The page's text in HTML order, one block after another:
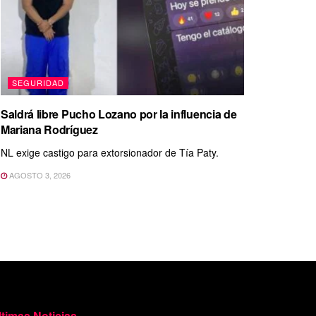
SEGURIDAD
Saldrá libre Pucho Lozano por la influencia de
Mariana Rodríguez
NL exige castigo para extorsionador de Tía Paty.
AGOSTO 3, 2026